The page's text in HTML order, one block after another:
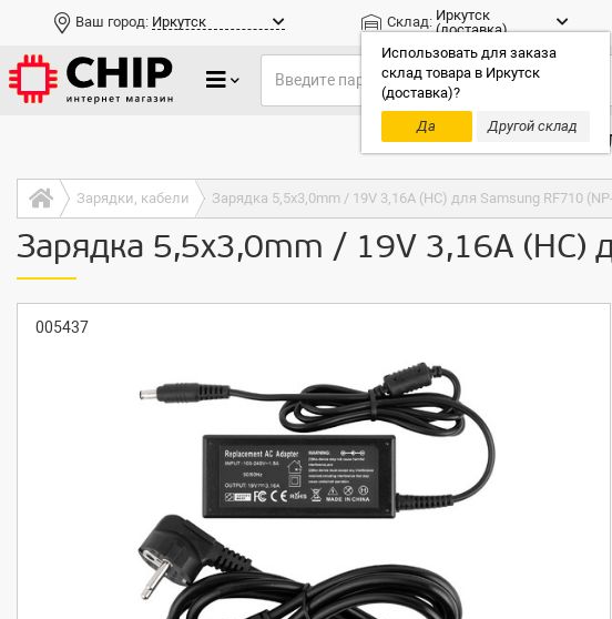
Ваш город: Иркутск Склад: Иркутск
(доставка)
Использовать для заказа
склад товара в Иркутск
(доставка)?
Да
Другой склад
Только доставка,
Зарядки, кабели Зарядка 5,5x3,0mm / 19V 3,16A (HC) для Samsung RF710
Зарядка 5,5x3,0mm / 19V 3,16A (HC)
005437